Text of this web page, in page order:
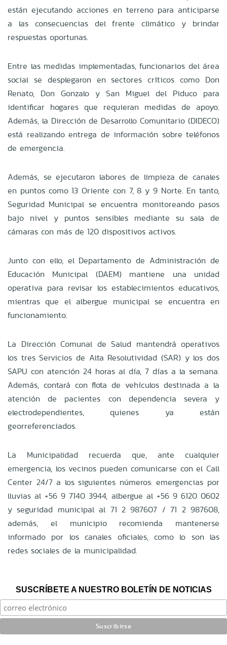
están ejecutando acciones en terreno para anticiparse
a las consecuencias del frente climático y brindar
respuestas oportunas.
Entre las medidas implementadas, funcionarios del área
social se desplegaron en sectores críticos como Don
Renato, Don Gonzalo y San Miguel del Piduco para
identificar hogares que requieran medidas de apoyo.
Además, la Dirección de Desarrollo Comunitario (DIDECO)
está realizando entrega de información sobre teléfonos
de emergencia.
Además, se ejecutaron labores de limpieza de canales
en puntos como 13 Oriente con 7, 8 y 9 Norte. En tanto,
Seguridad Municipal se encuentra monitoreando pasos
bajo nivel y puntos sensibles mediante su sala de
cámaras con más de 120 dispositivos activos.
Junto con ello, el Departamento de Administración de
Educación Municipal (DAEM) mantiene una unidad
operativa para revisar los establecimientos educativos,
mientras que el albergue municipal se encuentra en
funcionamiento.
La Dirección Comunal de Salud mantendrá operativos
los tres Servicios de Alta Resolutividad (SAR) y los dos
SAPU con atención 24 horas al día, 7 días a la semana.
Además, contará con flota de vehículos destinada a la
atención de pacientes con dependencia severa y
electrodependientes, quienes ya están
georreferenciados.
La Municipalidad recuerda que, ante cualquier
emergencia, los vecinos pueden comunicarse con el Call
Center 24/7 a los siguientes números: emergencias por
lluvias al +56 9 7140 3944, albergue al +56 9 6120 0602
y seguridad municipal al 71 2 987607 / 71 2 987608,
además, el municipio recomienda mantenerse
informado por los canales oficiales, como lo son las
redes sociales de la municipalidad.
SUSCRÍBETE A NUESTRO BOLETÍN DE NOTICIAS